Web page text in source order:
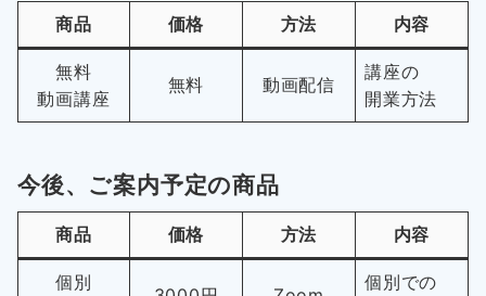
商品 価格 方法 内容
無料
動画講座
無料 動画配信
講座の
開業方法
今後、ご案内予定の商品
商品 価格 方法 内容
個別 個別での